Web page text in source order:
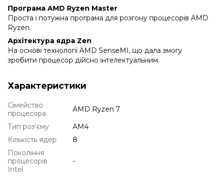
Програма AMD Ryzen Master
Проста і потужна програма для розгону процесорів AMD
Ryzen.
Архітектура ядра Zen
На основі технології AMD SenseMI, що дала змогу
зробити процесор дійсно інтелектуальним.
Характеристики
Сімейство
процесора
AMD Ryzen 7
Тип роз'єму
AM4
Кількість ядер
8
Покоління
процесорів
Intel
-